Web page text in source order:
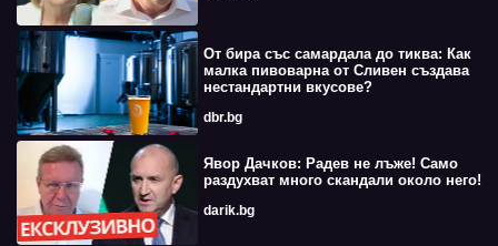
От бира със самардала до тиква: Как
малка пивоварна от Сливен създава
нестандартни вкусове?
dbr.bg
Явор Дачков: Радев не лъже! Само
раздухват много скандали около него!
darik.bg